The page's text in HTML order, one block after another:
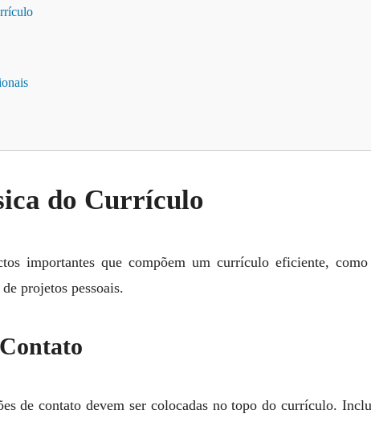
do Currículo
importantes que compõem um currículo eficiente,
projetos pessoais.
de contato devem ser colocadas no topo do currículo.